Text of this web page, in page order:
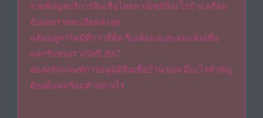
รวมข้อมูลบริการสินเชื่อไทยพาณิชย์มีอะไรบ้าง พร้อม
อัปเดทรายละเอียดล่าสุด
แต้มบลูการ์ดมีดีกว่าที่คิด รีบเติมและสะสมแต้มเพื่อ
แลกรับของรางวัลปี 2567
ส่องหลักเกณฑ์การอนุมัติสินเชื่อบ้าน ธอส มีอะไรสำคัญ
ต้องต้องเตรียมตัวอย่างไร